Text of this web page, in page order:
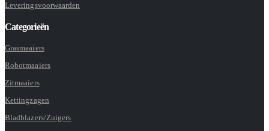
Leveringsvoorwaarden
Categorieën
Grasmaaiers
Robotmaaiers
Zitmaaiers
Kettingzagen
Bladblazers/Zuigers